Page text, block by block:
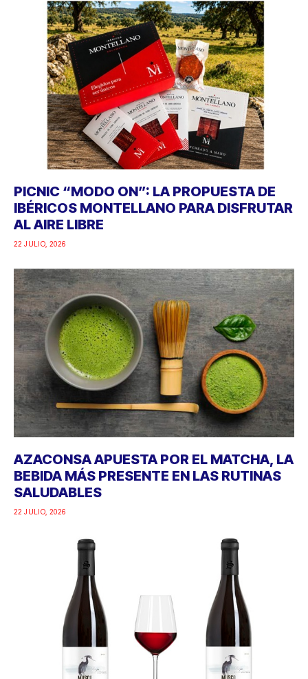
PICNIC “MODO ON”: LA PROPUESTA DE
IBÉRICOS MONTELLANO PARA DISFRUTAR
AL AIRE LIBRE
22 JULIO, 2026
AZACONSA APUESTA POR EL MATCHA, LA
BEBIDA MÁS PRESENTE EN LAS RUTINAS
SALUDABLES
22 JULIO, 2026